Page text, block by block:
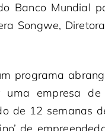
Banco Mundial
Songwe,
programa
empresa
de 12 semanas